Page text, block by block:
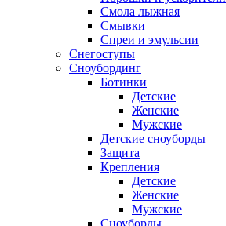
Смола лыжная
Смывки
Спреи и эмульсии
Снегоступы
Сноубординг
Ботинки
Детские
Женские
Мужские
Детские сноуборды
Защита
Крепления
Детские
Женские
Мужские
Сноуборды